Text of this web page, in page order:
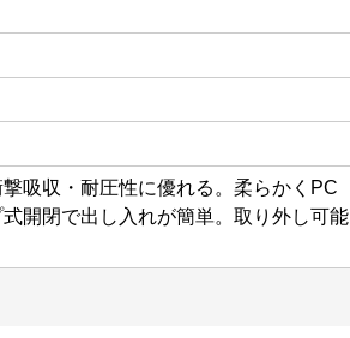
吸収・耐圧性に優れる。柔らかくPC
開閉で出し入れが簡単。取り外し可能